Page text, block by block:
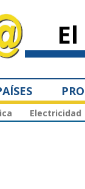
Electricidad